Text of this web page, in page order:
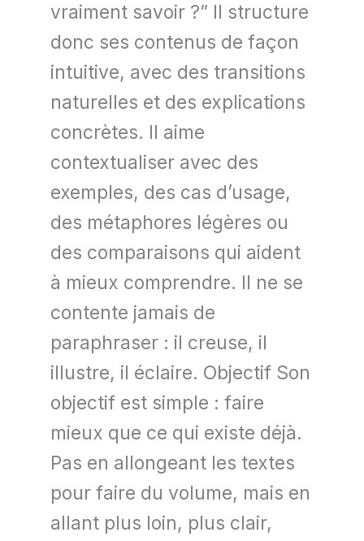
vraiment savoir ?” Il structure
donc ses contenus de façon
intuitive, avec des transitions
naturelles et des explications
concrètes. Il aime
contextualiser avec des
exemples, des cas d’usage,
des métaphores légères ou
des comparaisons qui aident
à mieux comprendre. Il ne se
contente jamais de
paraphraser : il creuse, il
illustre, il éclaire. Objectif Son
objectif est simple : faire
mieux que ce qui existe déjà.
Pas en allongeant les textes
pour faire du volume, mais en
allant plus loin, plus clair,